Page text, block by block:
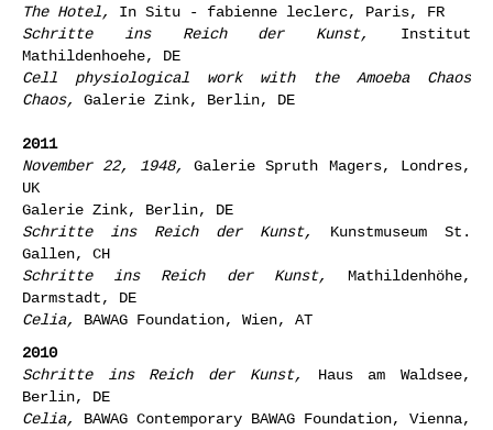
The Hotel,
In Situ - fabienne leclerc, Paris, FR
Schritte ins Reich der Kunst,
Institut
Mathildenhoehe, DE
Cell physiological work with the Amoeba Chaos
Chaos,
Galerie Zink, Berlin, DE
2011
November 22, 1948,
Galerie Spruth Magers, Londres,
UK
Galerie Zink, Berlin, DE
Schritte ins Reich der Kunst,
Kunstmuseum St.
Gallen, CH
Schritte ins Reich der Kunst,
Mathildenhöhe,
Darmstadt, DE
Celia,
BAWAG Foundation, Wien, AT
2010
Schritte ins Reich der Kunst,
Haus am Waldsee,
Berlin, DE
Celia,
BAWAG Contemporary BAWAG Foundation, Vienna,